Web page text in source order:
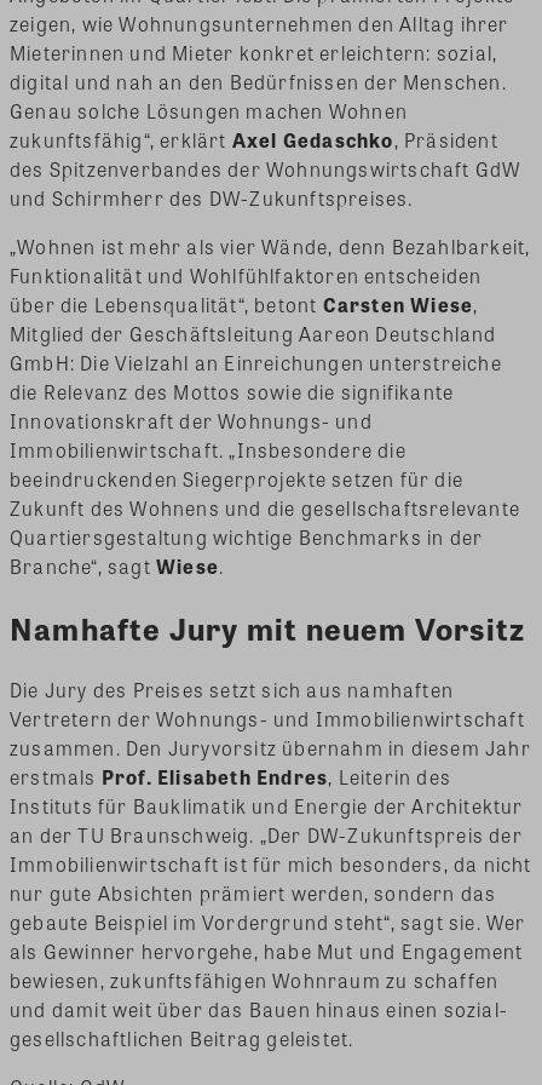
zeigen, wie Wohnungsunternehmen den Alltag ihrer
Mieterinnen und Mieter konkret erleichtern: sozial,
digital und nah an den Bedürfnissen der Menschen.
Genau solche Lösungen machen Wohnen
zukunftsfähig“, erklärt Axel Gedaschko, Präsident
des Spitzenverbandes der Wohnungswirtschaft GdW
und Schirmherr des DW-Zukunftspreises.
„Wohnen ist mehr als vier Wände, denn Bezahlbarkeit,
Funktionalität und Wohlfühlfaktoren entscheiden
über die Lebensqualität“, betont Carsten Wiese,
Mitglied der Geschäftsleitung Aareon Deutschland
GmbH: Die Vielzahl an Einreichungen unterstreiche
die Relevanz des Mottos sowie die signifikante
Innovationskraft der Wohnungs- und
Immobilienwirtschaft. „Insbesondere die
beeindruckenden Siegerprojekte setzen für die
Zukunft des Wohnens und die gesellschaftsrelevante
Quartiersgestaltung wichtige Benchmarks in der
Branche“, sagt Wiese.
Namhafte Jury mit neuem Vorsitz
Die Jury des Preises setzt sich aus namhaften
Vertretern der Wohnungs- und Immobilienwirtschaft
zusammen. Den Juryvorsitz übernahm in diesem Jahr
erstmals Prof. Elisabeth Endres, Leiterin des
Instituts für Bauklimatik und Energie der Architektur
an der TU Braunschweig. „Der DW-Zukunftspreis der
Immobilienwirtschaft ist für mich besonders, da nicht
nur gute Absichten prämiert werden, sondern das
gebaute Beispiel im Vordergrund steht“, sagt sie. Wer
als Gewinner hervorgehe, habe Mut und Engagement
bewiesen, zukunftsfähigen Wohnraum zu schaffen
und damit weit über das Bauen hinaus einen sozial-
gesellschaftlichen Beitrag geleistet.